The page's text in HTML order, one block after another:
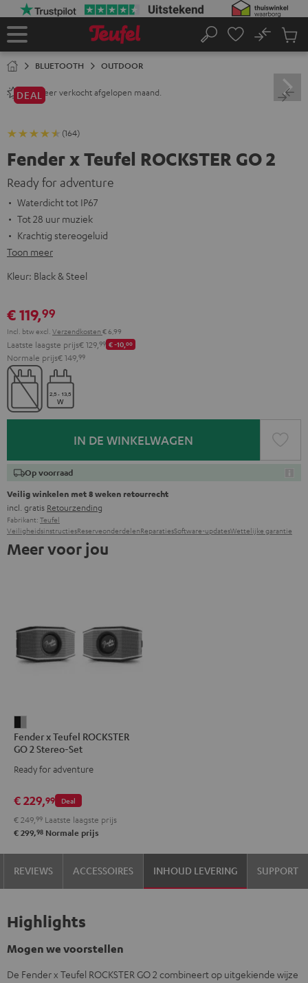
Home
Zoeken
No
BLUETOOTH OUTDOOR
240+ keer verkocht afgelopen maand.
DEAL
(164)
Fender x Teufel ROCKSTER GO 2
Ready for adventure
Waterdicht tot IP67
Tot 28 uur muziek
Krachtig stereogeluid
Toon meer
Kleur: Black & Steel
€ 119,99
Incl. btwexcl. Verzendkosten € 6,99
Laatste laagste prijs€ 129, 99 € -10,00
Normale prijs€ 149, 99
IN DE WINKELWAGEN
Op voorraad
Veilig winkelen met 8 weken retourrecht
incl. gratis Retourzending
Fabrikant: Teufel
VeiligheidsinstructiesReserveonderdelenReparatiesSoftware-updatesWettelijke garantie
Meer voor jou
x
Teufel
ROCKSTER
2
Stereo-
Set
Black
&
Steel
Fender x Teufel ROCKSTER
GO 2 Stereo-Set
Ready for adventure
Deal
€ 229,99
€ 249, 99 Laatste laagste prijs
€ 299,98 Normale prijs
REVIEWS ACCESSOIRES INHOUD LEVERING SUPPORT
Highlights
Mogen we voorstellen
De Fender x Teufel ROCKSTER GO 2 combineert op uitgekiende wijze